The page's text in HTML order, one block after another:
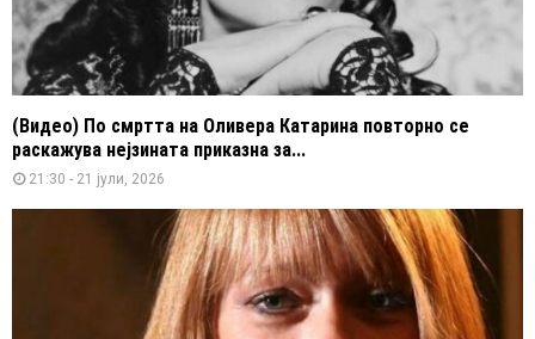
(Видео) По смртта на Оливера Катарина повторно се
раскажува нејзината приказна за...
21:30 - 21 јули, 2026